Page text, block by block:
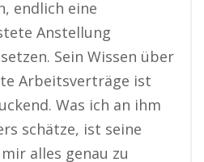
endlich eine
Anstellung
Sein Wissen über
Arbeitsverträge ist
Was ich an ihm
schätze, ist seine
alles genau zu